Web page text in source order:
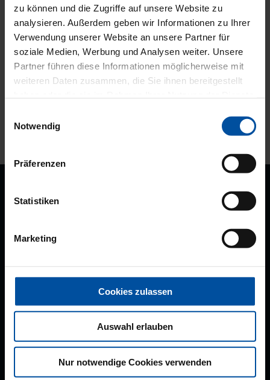
zu können und die Zugriffe auf unsere Website zu
analysieren. Außerdem geben wir Informationen zu Ihrer
Verwendung unserer Website an unsere Partner für
soziale Medien, Werbung und Analysen weiter. Unsere
Partner führen diese Informationen möglicherweise mit
weiteren Daten zusammen, die Sie ihnen bereitgestellt
Notwendig
Präferenzen
Statistiken
Marketing
Cookies zulassen
Auswahl erlauben
Nur notwendige Cookies verwenden
Sehnervenvermessung mit Glaukomanalyse
Ultraschall
Standorte
Friedrich-Ebert-Allee 98
Zum Kontaktformular
Steinfeldstraße 4
52222 Stolberg